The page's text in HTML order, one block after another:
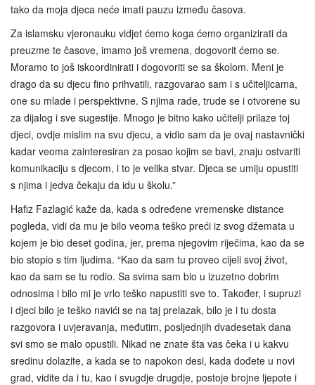
tako da moja djeca neće imati pauzu između časova.
Za islamsku vjeronauku vidjet ćemo koga ćemo organizirati da
preuzme te časove, imamo još vremena, dogovorit ćemo se.
Moramo to još iskoordinirati i dogovoriti se sa školom. Meni je
drago da su djecu fino prihvatili, razgovarao sam i s učiteljicama,
one su mlade i perspektivne. S njima rade, trude se i otvorene su
za dijalog i sve sugestije. Mnogo je bitno kako učitelji prilaze toj
djeci, ovdje mislim na svu djecu, a vidio sam da je ovaj nastavnički
kadar veoma zainteresiran za posao kojim se bavi, znaju ostvariti
komunikaciju s djecom, i to je velika stvar. Djeca se umiju opustiti
s njima i jedva čekaju da idu u školu.”
Hafiz Fazlagić kaže da, kada s određene vremenske distance
pogleda, vidi da mu je bilo veoma teško preći iz svog džemata u
kojem je bio deset godina, jer, prema njegovim riječima, kao da se
bio stopio s tim ljudima. “Kao da sam tu proveo cijeli svoj život,
kao da sam se tu rodio. Sa svima sam bio u izuzetno dobrim
odnosima i bilo mi je vrlo teško napustiti sve to. Također, i supruzi
i djeci bilo je teško navići se na taj prelazak, bilo je i tu dosta
razgovora i uvjeravanja, međutim, posljednjih dvadesetak dana
svi smo se malo opustili. Nikad ne znate šta vas čeka i u kakvu
sredinu dolazite, a kada se to napokon desi, kada dođete u novi
grad, vidite da i tu, kao i svugdje drugdje, postoje brojne ljepote i